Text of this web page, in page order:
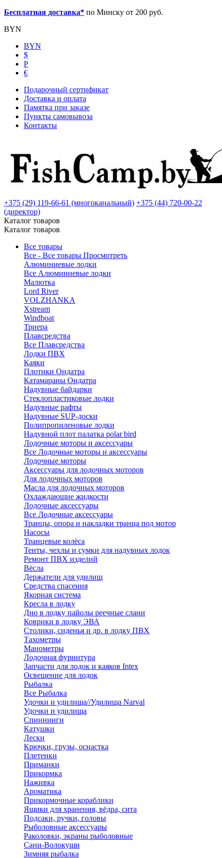
Бесплатная доставка* по Минску от 200 руб.
BYN
BYN
$
Р
€
Подарочный сертификат
Доставка и оплата
Памятка при заказе
Пункты самовывоза
Контакты
+375 (29) 119-66-61 (многоканальный) +375 (44) 720-00-22
(директор)
Каталог товаров
Каталог товаров
Все товары
Все - Все товары Просмотреть
Алюминиевые лодки
Все Алюминиевые лодки
Малютка
Lord River
VOLZHANKA
Xstream
Windboat
Триера
Плавсредства
Все Плавсредства
Лодки ПВХ
Каяки
Плотики Ондатра
Катамараны Ондатра
Надувные байдарки
Стеклопластиковые лодки
Надувные рафты
Надувные SUP-доски
Полипропиленовые лодки
Надувной плот палатка polar bird
Лодочные моторы и аксессуары
Все Лодочные моторы и аксессуары
Лодочные моторы
Аксессуары для лодочных моторов
Для лодочных моторов
Масла для лодочных моторов
Охлаждающие жидкости
Лодочные аксессуары
Все Лодочные аксессуары
Транцы, опора и накладки транца под мотор
Насосы
Транцевые колёса
Тенты, чехлы и сумки для надувных лодок
Ремонт ПВХ изделий
Вёсла
Держатели для удилищ
Средства спасения
Якорная система
Кресла в лодку
Дно в лодку пайолы реечные слани
Коврики в лодку ЭВА
Столики, сиденья и др. в лодку ПВХ
Тахометры
Манометры
Лодочная фурнитура
Запчасти для лодок и каяков Intex
Освещение для лодок
Рыбалка
Все Рыбалка
Удочки и удилища//Удилища Narval
Удочки и удилища
Спиннинги
Катушки
Лески
Крючки, грузы, оснастка
Плетенки
Приманки
Прикормка
Наживка
Ароматика
Прикормочные кораблики
Ящики для хранения, вёдра, сита
Подсаки, ручки, головы
Рыболовные аксессуары
Раколовки, экраны рыболовные
Сани-Волокуши
Зимняя рыбалка